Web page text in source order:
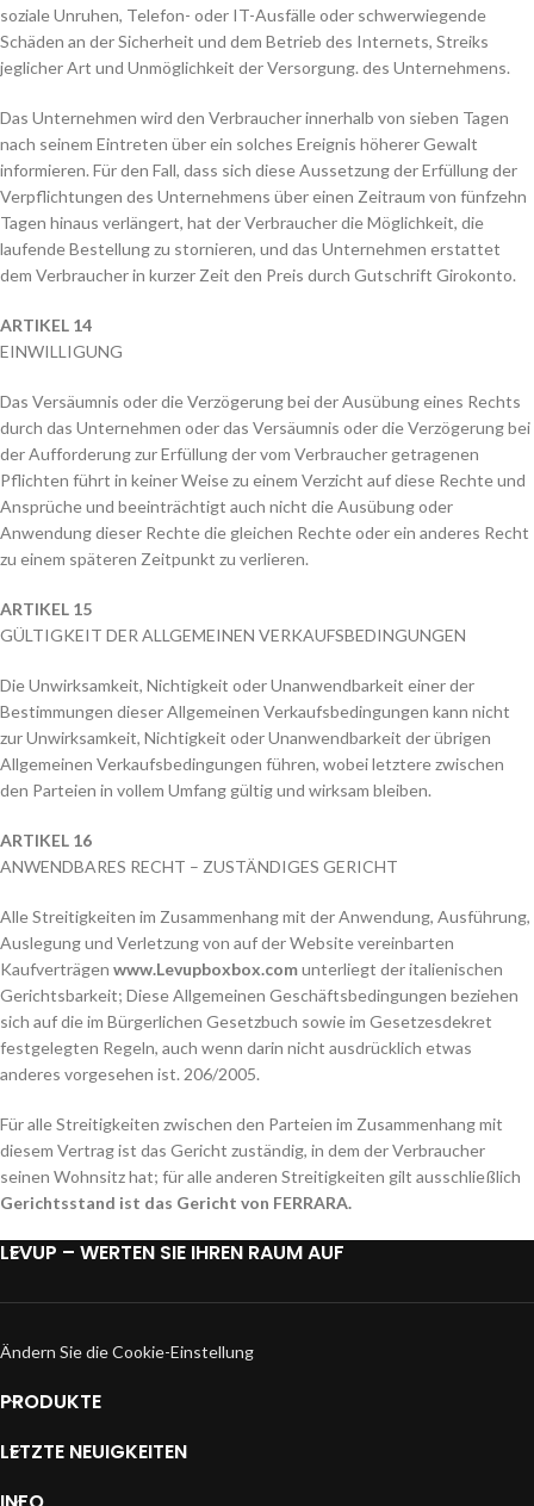
soziale Unruhen, Telefon- oder IT-Ausfälle oder schwerwiegende
Schäden an der Sicherheit und dem Betrieb des Internets, Streiks
jeglicher Art und Unmöglichkeit der Versorgung. des Unternehmens.
Das Unternehmen wird den Verbraucher innerhalb von sieben Tagen
nach seinem Eintreten über ein solches Ereignis höherer Gewalt
informieren. Für den Fall, dass sich diese Aussetzung der Erfüllung der
Verpflichtungen des Unternehmens über einen Zeitraum von fünfzehn
Tagen hinaus verlängert, hat der Verbraucher die Möglichkeit, die
laufende Bestellung zu stornieren, und das Unternehmen erstattet
dem Verbraucher in kurzer Zeit den Preis durch Gutschrift Girokonto.
ARTIKEL 14
EINWILLIGUNG
Das Versäumnis oder die Verzögerung bei der Ausübung eines Rechts
durch das Unternehmen oder das Versäumnis oder die Verzögerung bei
der Aufforderung zur Erfüllung der vom Verbraucher getragenen
Pflichten führt in keiner Weise zu einem Verzicht auf diese Rechte und
Ansprüche und beeinträchtigt auch nicht die Ausübung oder
Anwendung dieser Rechte die gleichen Rechte oder ein anderes Recht
zu einem späteren Zeitpunkt zu verlieren.
ARTIKEL 15
GÜLTIGKEIT DER ALLGEMEINEN VERKAUFSBEDINGUNGEN
Die Unwirksamkeit, Nichtigkeit oder Unanwendbarkeit einer der
Bestimmungen dieser Allgemeinen Verkaufsbedingungen kann nicht
zur Unwirksamkeit, Nichtigkeit oder Unanwendbarkeit der übrigen
Allgemeinen Verkaufsbedingungen führen, wobei letztere zwischen
den Parteien in vollem Umfang gültig und wirksam bleiben.
ARTIKEL 16
ANWENDBARES RECHT – ZUSTÄNDIGES GERICHT
Alle Streitigkeiten im Zusammenhang mit der Anwendung, Ausführung,
Auslegung und Verletzung von auf der Website vereinbarten
Kaufverträgen www.Levupboxbox.comunterliegt der italienischen
Gerichtsbarkeit; Diese Allgemeinen Geschäftsbedingungen beziehen
sich auf die im Bürgerlichen Gesetzbuch sowie im Gesetzesdekret
festgelegten Regeln, auch wenn darin nicht ausdrücklich etwas
anderes vorgesehen ist. 206/2005.
Für alle Streitigkeiten zwischen den Parteien im Zusammenhang mit
diesem Vertrag ist das Gericht zuständig, in dem der Verbraucher
seinen Wohnsitz hat; für alle anderen Streitigkeiten gilt ausschließlich
Gerichtsstand ist das Gericht von FERRARA.
LEVUP – WERTEN SIE IHREN RAUM AUF
Ändern Sie die Cookie-Einstellung
PRODUKTE
LETZTE NEUIGKEITEN